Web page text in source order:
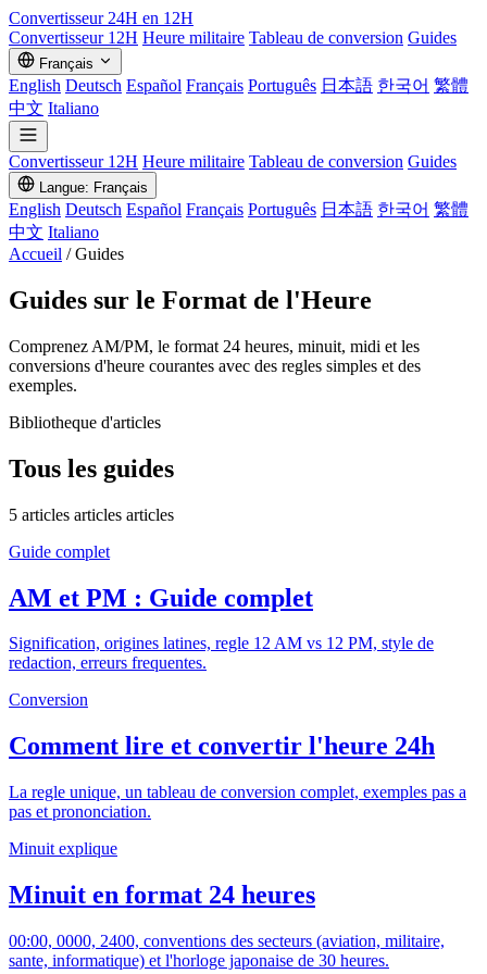
Convertisseur 24H en 12H
Convertisseur 12H Heure militaire Tableau de conversion Guides
Français
English Deutsch Español Français Português 日本語 한국어 繁體
中文 Italiano
Convertisseur 12H Heure militaire Tableau de conversion Guides
Langue: Français
English Deutsch Español Français Português 日本語 한국어 繁體
中文 Italiano
Accueil / Guides
Guides sur le Format de l'Heure
Comprenez AM/PM, le format 24 heures, minuit, midi et les
conversions d'heure courantes avec des regles simples et des
exemples.
Bibliotheque d'articles
Tous les guides
5 articles articles articles
Guide complet
AM et PM : Guide complet
Signification, origines latines, regle 12 AM vs 12 PM, style de
redaction, erreurs frequentes.
Conversion
Comment lire et convertir l'heure 24h
La regle unique, un tableau de conversion complet, exemples pas a
pas et prononciation.
Minuit explique
Minuit en format 24 heures
00:00, 0000, 2400, conventions des secteurs (aviation, militaire,
sante, informatique) et l'horloge japonaise de 30 heures.